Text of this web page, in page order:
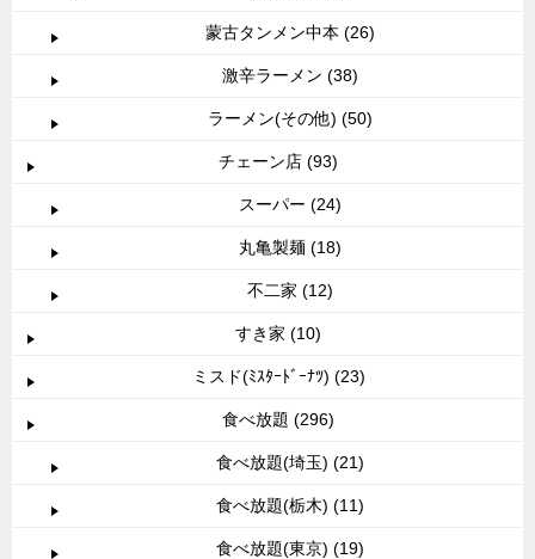
蒙古タンメン中本 (26)
激辛ラーメン (38)
ラーメン(その他) (50)
チェーン店 (93)
スーパー (24)
丸亀製麺 (18)
不二家 (12)
すき家 (10)
ミスド(ﾐｽﾀｰﾄﾞｰﾅﾂ) (23)
食べ放題 (296)
食べ放題(埼玉) (21)
食べ放題(栃木) (11)
食べ放題(東京) (19)